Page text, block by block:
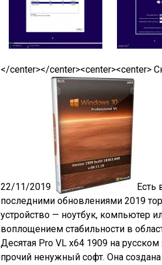
</center></center><center><center>
22/11/2019
Есть
последними обновлениями 2019
устройство — ноутбук, компьютер
воплощением стабильности в
Десятая Pro VL x64 1909 на
прочий ненужный софт. Она